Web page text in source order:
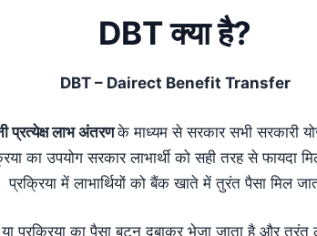
DBT क्या है?
DBT – Dairect Benefit Transfer
प्रत्येक्ष लाभ अंतरणके माध्यम से सरकार सभी सरकारी
का उपयोग सरकार लाभार्थी को सही तरह से फायदा
प्रक्रिया में लाभार्थियों को बैंक खाते में तुरंत पैसा मिल
या प्रक्रिया का पैसा बटन दबाकर भेजा जाता है और